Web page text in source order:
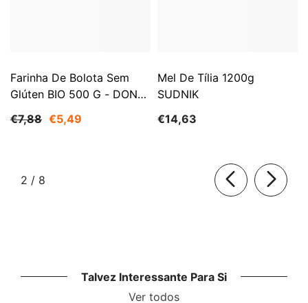
Farinha De Bolota Sem
Glúten BIO 500 G - DONS
€7,88 €5,49
Mel De Tília 1200g
SUDNIK
€14,63
2 / de
8
Talvez Interessante Para Si
Ver todos